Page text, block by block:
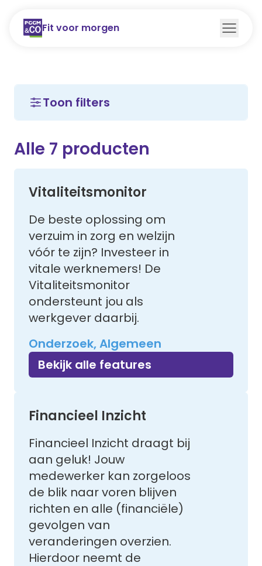
Fit voor morgen Menu
Toon filters
Alle 7 producten
Vitaliteitsmonitor
De beste oplossing om
verzuim in zorg en welzijn
vóór te zijn? Investeer in
vitale werknemers! De
Vitaliteitsmonitor
ondersteunt jou als
werkgever daarbij.
Onderzoek, Algemeen
Bekijk alle features
Financieel Inzicht
Financieel Inzicht draagt bij
aan geluk! Jouw
medewerker kan zorgeloos
de blik naar voren blijven
richten en alle (financiële)
gevolgen van
veranderingen overzien.
Hierdoor neemt de